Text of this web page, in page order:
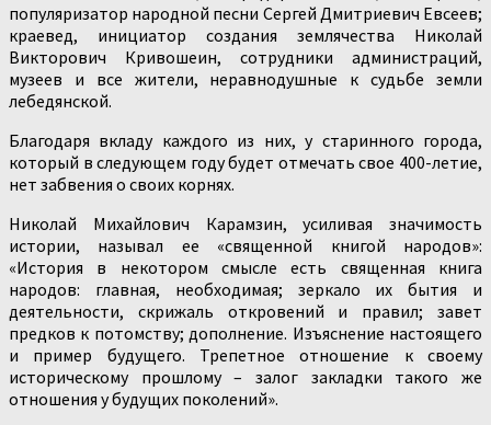
популяризатор народной песни Сергей Дмитриевич Евсеев;
краевед, инициатор создания землячества Николай
Викторович Кривошеин, сотрудники администраций,
музеев и все жители, неравнодушные к судьбе земли
лебедянской.
Благодаря вкладу каждого из них, у старинного города,
который в следующем году будет отмечать свое 400-летие,
нет забвения о своих корнях.
Николай Михайлович Карамзин, усиливая значимость
истории, называл ее «священной книгой народов»:
«История в некотором смысле есть священная книга
народов: главная, необходимая; зеркало их бытия и
деятельности, скрижаль откровений и правил; завет
предков к потомству; дополнение. Изъяснение настоящего
и пример будущего. Трепетное отношение к своему
историческому прошлому – залог закладки такого же
отношения у будущих поколений».